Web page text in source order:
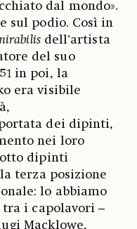
dal mondo».
sul podio. Così in
dell’artista
del suo
in poi, la
era visibile
dei dipinti,
nei loro
dipinti
terza posizione
lo abbiamo
tra i capolavori –
Macklowe,